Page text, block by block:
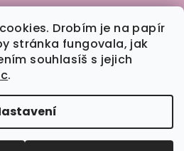
Drobím je na papír
stránka fungovala, jak
souhlasíš s jejich
.
white
nastavení cookies